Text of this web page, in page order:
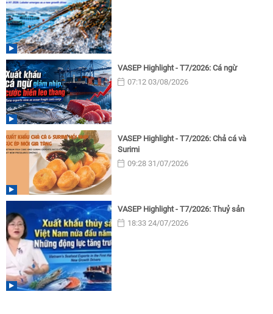
VASEP Highlight - T7/2026: Cá ngừ
07:12 03/08/2026
VASEP Highlight - T7/2026: Chả cá và
Surimi
09:28 31/07/2026
VASEP Highlight - T7/2026: Thuỷ sản
18:33 24/07/2026